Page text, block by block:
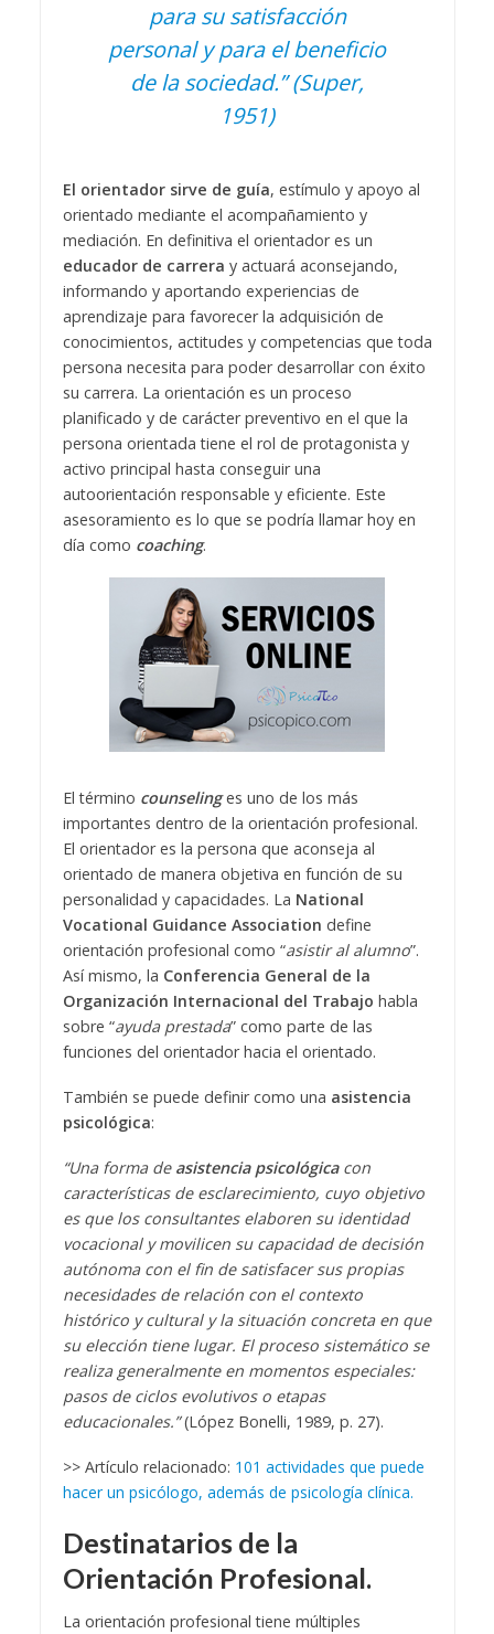
para su satisfacción
personal y para el beneficio
de la sociedad.”(Super,
1951)
El orientador sirve de guía, estímulo y apoyo al
orientado mediante el acompañamiento y
mediación. En definitiva el orientador es un
educador de carrera y actuará aconsejando,
informando y aportando experiencias de
aprendizaje para favorecer la adquisición de
conocimientos, actitudes y competencias que toda
persona necesita para poder desarrollar con éxito
su carrera. La orientación es un proceso
planificado y de carácter preventivo en el que la
persona orientada tiene el rol de protagonista y
activo principal hasta conseguir una
autoorientación responsable y eficiente. Este
asesoramiento es lo que se podría llamar hoy en
día como coaching.
El término counseling es uno de los más
importantes dentro de la orientación profesional.
El orientador es la persona que aconseja al
orientado de manera objetiva en función de su
personalidad y capacidades. La National
Vocational Guidance Association define
orientación profesional como “asistir al alumno”.
Así mismo, la Conferencia General de la
Organización Internacional del Trabajo habla
sobre “ayuda prestada” como parte de las
funciones del orientador hacia el orientado.
También se puede definir como una asistencia
psicológica:
“Una forma de asistencia psicológicacon
características de esclarecimiento, cuyo objetivo
es que los consultantes elaboren su identidad
vocacional y movilicen su capacidad de decisión
autónoma con el fin de satisfacer sus propias
necesidades de relación con el contexto
histórico y cultural y la situación concreta en que
su elección tiene lugar. El proceso sistemático se
realiza generalmente en momentos especiales:
pasos de ciclos evolutivos o etapas
educacionales.”(López Bonelli, 1989, p. 27).
>> Artículo relacionado: 101 actividades que puede
hacer un psicólogo, además de psicología clínica.
Destinatarios de la
Orientación Profesional.
La orientación profesional tiene múltiples